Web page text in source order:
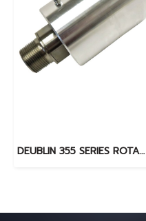
DEUBLIN 355 SERIES ROTARY JOINT